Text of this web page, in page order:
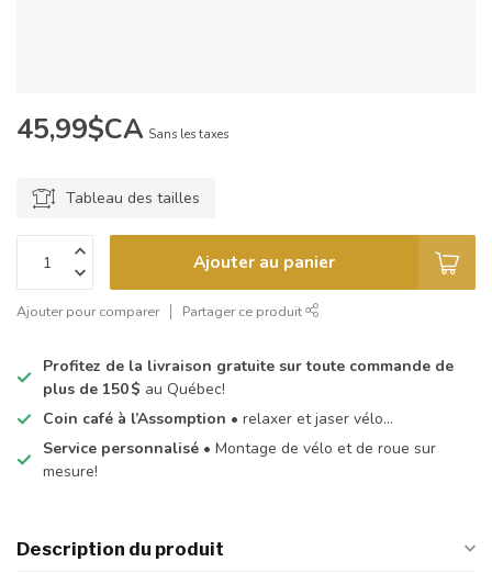
45,99$CA Sans les taxes
Tableau des tailles
Ajouter au panier
Ajouter pour comparer Partager ce produit
Profitez de la livraison gratuite sur toute commande de
plus de 150 $ au Québec!
Coin café à l’Assomption • relaxer et jaser vélo…
Service personnalisé • Montage de vélo et de roue sur
mesure!
Description du produit